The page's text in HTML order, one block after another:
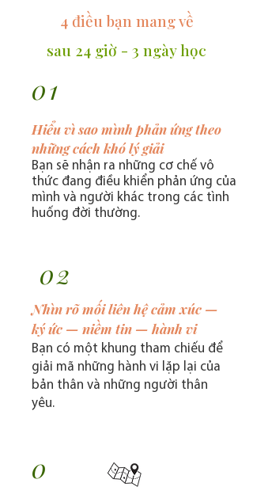
4 điều bạn mang về
sau 24 giờ - 3 ngày học
01
Hiểu vì sao mình phản ứng theo
những cách khó lý giải
Bạn sẽ nhận ra những cơ chế vô
thức đang điều khiển phản ứng của
mình và người khác trong các tình
huống đời thường.
Nhìn rõ mối liên hệ cảm xúc —
ký ức — niềm tin — hành vi
Bạn có một khung tham chiếu để
giải mã những hành vi lặp lại của
bản thân và những người thân
yêu.
02
0